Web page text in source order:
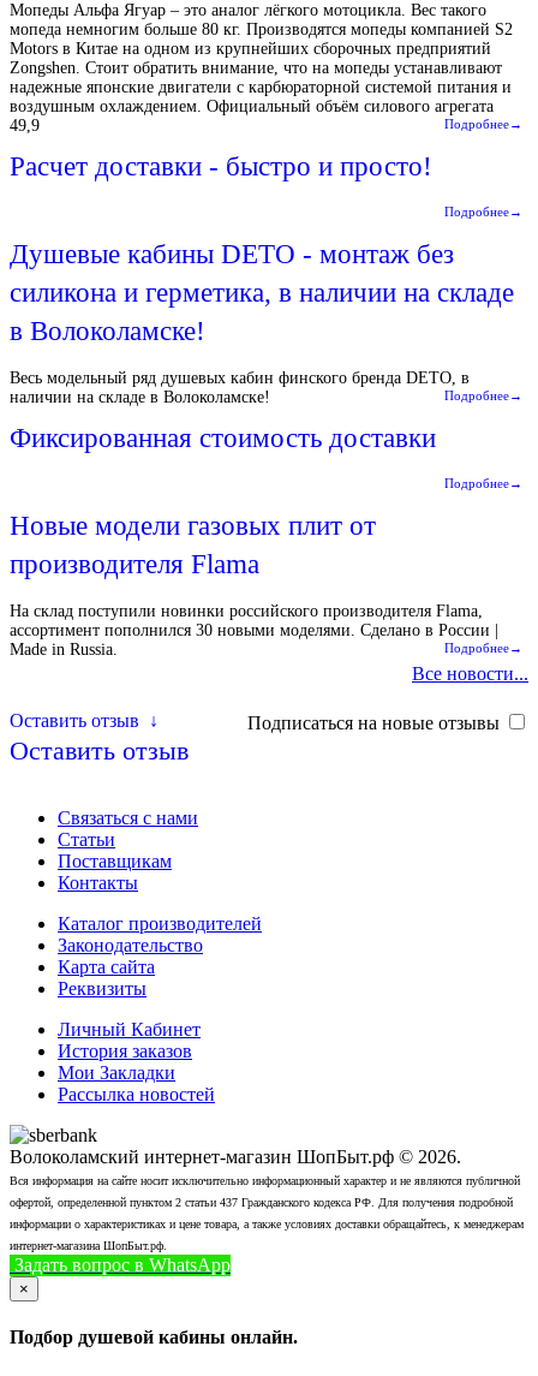
Мопеды Альфа Ягуар – это аналог лёгкого мотоцикла. Вес такого
мопеда немногим больше 80 кг. Производятся мопеды компанией S2
Motors в Китае на одном из крупнейших сборочных предприятий
Zongshen. Стоит обратить внимание, что на мопеды устанавливают
надежные японские двигатели с карбюраторной системой питания и
воздушным охлаждением. Официальный объём силового агрегата
49,9
Подробнее→
Расчет доставки - быстро и просто!
Подробнее→
Душевые кабины DETO - монтаж без
силикона и герметика, в наличии на складе
в Волоколамске!
Весь модельный ряд душевых кабин финского бренда DETO, в
наличии на складе в Волоколамске!
Подробнее→
Фиксированная стоимость доставки
Подробнее→
Новые модели газовых плит от
производителя Flama
На склад поступили новинки российского производителя Flama,
ассортимент пополнился 30 новыми моделями. Сделано в России |
Made in Russia.
Подробнее→
Все новости...
Подписаться на новые отзывы
Оставить отзыв ↓
Оставить отзыв
Связаться с нами
Статьи
Поставщикам
Контакты
Каталог производителей
Законодательство
Карта сайта
Реквизиты
Личный Кабинет
История заказов
Мои Закладки
Рассылка новостей
Волоколамский интернет-магазин ШопБыт.рф © 2026.
Вся информация на сайте носит исключительно информационный характер и не являются публичной
офертой, определенной пунктом 2 статьи 437 Гражданского кодекса РФ. Для получения подробной
информации о характеристиках и цене товара, а также условиях доставки обращайтесь, к менеджерам
интернет-магазина ШопБыт.рф.
Задать вопрос в WhatsApp
×
Подбор душевой кабины онлайн.